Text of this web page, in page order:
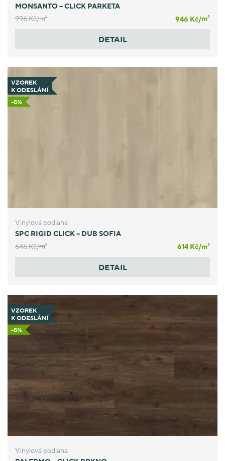
MONSANTO – CLICK PARKETA
996 Kč/m2 946 Kč/m2
DETAIL
VZOREK
K ODESLÁNÍ
-5%
Vinylová podlaha
SPC RIGID CLICK – DUB SOFIA
646 Kč/m2 614 Kč/m2
DETAIL
VZOREK
K ODESLÁNÍ
-5%
Vinylová podlaha